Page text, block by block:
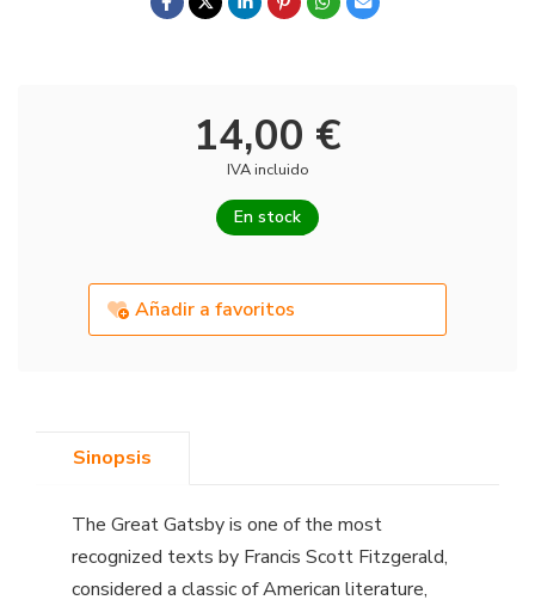
14,00 €
IVA incluido
En stock
Añadir a favoritos
Sinopsis
The Great Gatsby is one of the most
recognized texts by Francis Scott Fitzgerald,
considered a classic of American literature,